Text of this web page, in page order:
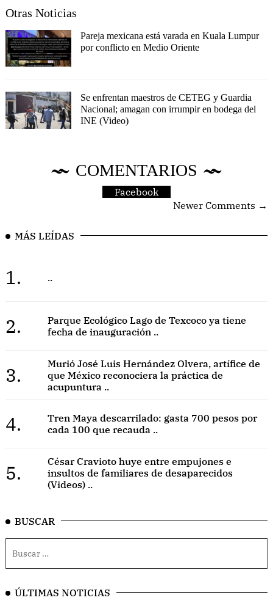
Otras Noticias
Pareja mexicana está varada en Kuala Lumpur
por conflicto en Medio Oriente
Se enfrentan maestros de CETEG y Guardia
Nacional; amagan con irrumpir en bodega del
INE (Video)
COMENTARIOS
Facebook
Newer Comments →
MÁS LEÍDAS
1. ..
2.
Parque Ecológico Lago de Texcoco ya tiene
fecha de inauguración ..
3.
Murió José Luis Hernández Olvera, artífice de
que México reconociera la práctica de
acupuntura ..
4.
Tren Maya descarrilado: gasta 700 pesos por
cada 100 que recauda ..
5.
César Cravioto huye entre empujones e
insultos de familiares de desaparecidos
(Videos) ..
BUSCAR
ÚLTIMAS NOTICIAS